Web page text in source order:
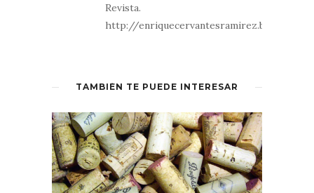
Revista.
http://
TAMBIÉN TE PUEDE INTERESAR